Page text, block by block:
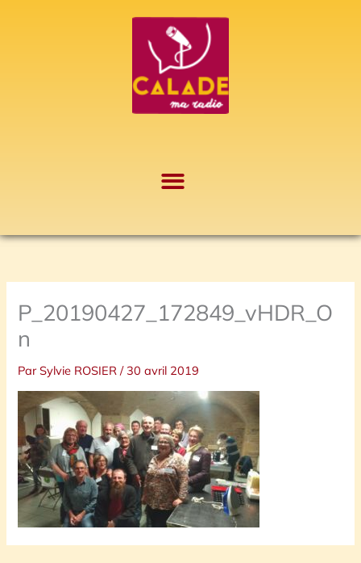
P_20190427_172849_vHDR_O
n
ParSylvie ROSIER/ 30 avril 2019